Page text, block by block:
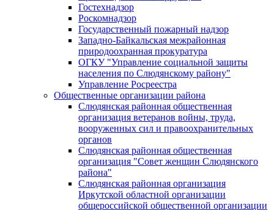
Гостехнадзор
Роскомнадзор
Государственный пожарный надзор
Западно-Байкальская межрайонная
природоохранная прокуратура
ОГКУ "Управление социальной защиты
населения по Слюдянскому району"
Управление Росреестра
Общественные организации района
Слюдянская районная общественная
организация ветеранов войны, труда,
вооруженных сил и правоохранительных
органов
Слюдянская районная общественная
организация "Совет женщин Слюдянского
района"
Слюдянская районная организация
Иркутской областной организации
общероссийской общественной организации